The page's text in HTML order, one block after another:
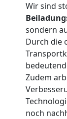
Wir sind
sondern
Durch die
Zudem
noch
Wiener